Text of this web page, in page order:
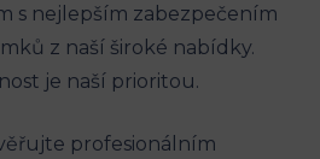
s nejlepším zabezpečením
z naší široké nabídky.
je naší prioritou.
profesionálním